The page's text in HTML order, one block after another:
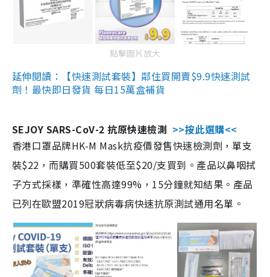
點擊圖片放大
延伸閱讀：【快速測試套裝】鄰住買開賣$9.9快速測試
劑！最快即日發貨 每日15萬盒補貨
SEJOY SARS-CoV-2 抗原快速檢測 >>按此選購<<
香港口罩品牌HK-M Mask抗疫價發售快速檢測劑，單支
裝$22，而購買500套裝低至$20/支買到。產品以鼻咽拭
子方式採樣，準確性高達99%，15分鐘就知結果。產品
已列在歐盟2019冠狀病毒病快速抗原測試通用名單。